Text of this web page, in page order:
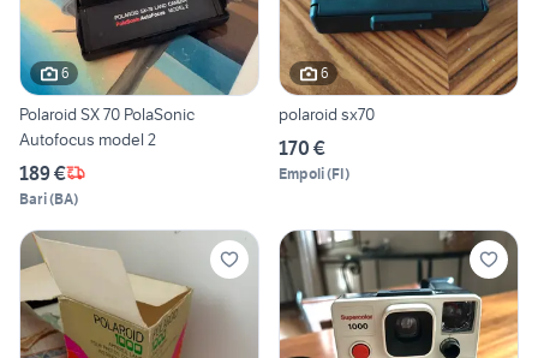
6
Polaroid SX 70 PolaSonic
Autofocus model 2
189 €
Bari(BA)
6
polaroid sx70
170 €
Empoli(FI)